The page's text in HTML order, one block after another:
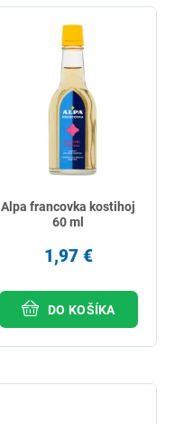
Alpa francovka kostihoj
60 ml
1,97 €
DO KOŠÍKA